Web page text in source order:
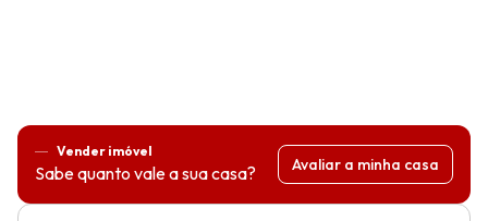
Vender imóvel
Sabe quanto vale a sua casa? Avaliar a minha casa